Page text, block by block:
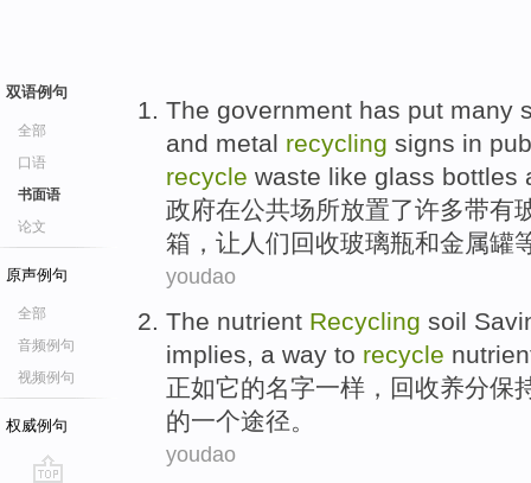
双语例句
全部
口语
书面语
论文
原声例句
全部
音频例句
视频例句
权威例句
The government has put many
and metal recycling signs in
recycle waste like glass bottles
政府在公共场所放置了许多带有
箱，让人们回收玻璃瓶和金属罐
youdao
The nutrient Recycling soil
implies, a way to recycle
正如它的名字一样， 回收养分保
的一个途径。
youdao